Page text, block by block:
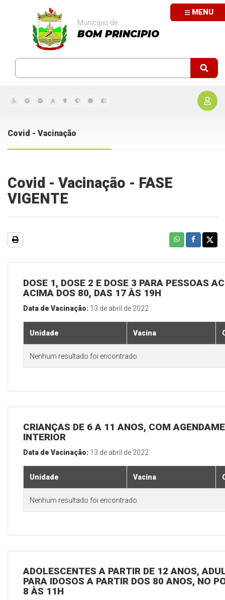
MENU
Município de
BOM PRINCIPIO
Covid - Vacinação
Covid - Vacinação - FASE
VIGENTE
DOSE 1, DOSE 2 E DOSE 3 PARA PESSOAS
ACIMA DOS 80, DAS 17 ÀS 19H
Data de Vacinação: 13 de abril de 2022
Unidade Vacina
Nenhum resultado foi encontrado.
CRIANÇAS DE 6 A 11 ANOS, COM
INTERIOR
Data de Vacinação: 13 de abril de 2022
Unidade Vacina
Nenhum resultado foi encontrado.
ADOLESCENTES A PARTIR DE 12 ANOS,
PARA IDOSOS A PARTIR DOS 80 ANOS, NO
8 ÀS 11H